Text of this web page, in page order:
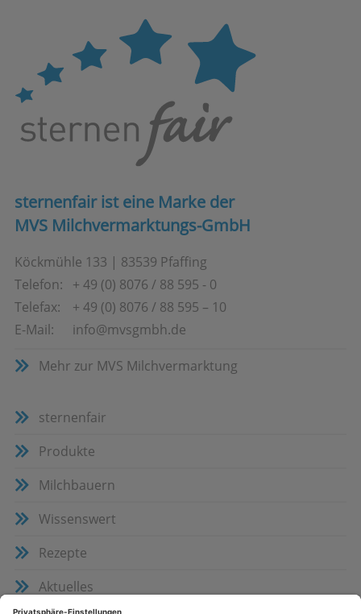
sternenfair ist eine Marke der
MVS Milchvermarktungs-GmbH
Köckmühle 133 | 83539 Pfaffing
Telefon:
+ 49 (0) 8076 / 88 595 - 0
Telefax:
+ 49 (0) 8076 / 88 595 – 10
E-Mail:
info@mvsgmbh.de
Mehr zur MVS Milchvermarktung
sternenfair
Produkte
Milchbauern
Wissens­wert
Rezepte
Aktuelles